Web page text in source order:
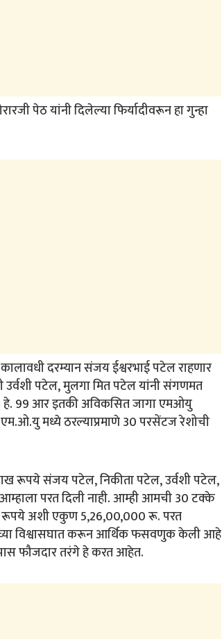
पेठ यांनी दिलेल्या फिर्यादीवरून हा गुन्हा
दरम्यान संजय ईश्वरभाई पटेल राहणार
उर्वशी पटेल, मुलगा मित पटेल यांनी संगणमत
हे. 99 आर इतकी अविकसित जागा एमओयु
मध्ये ठरल्याप्रमाणे 30 परसेंटज रेशोची
रूपये संजय पटेल, निकीता पटेल, उर्वशी पटेल,
परत दिली नाही. आम्ही आमची 30 टक्के
रूपये अशी एकुण 5,26,00,000 रू. परत
विश्वासघात करून आर्थिक फसवणुक केली आहे
फौजदार तरंगे हे करत आहेत.